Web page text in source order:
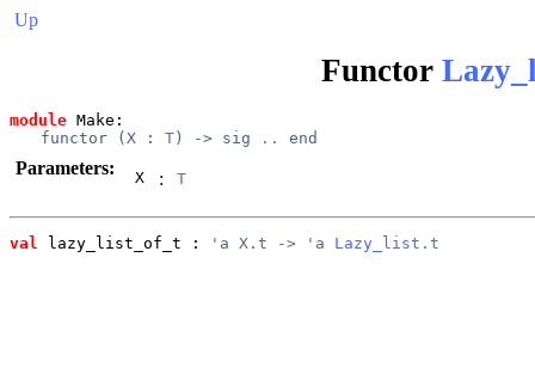
Up
Functor
module Make:
functor (X : T) -> sig .. end
Parameters: X : T
val lazy_list_of_t : 'a X.t -> 'a Lazy_list.t